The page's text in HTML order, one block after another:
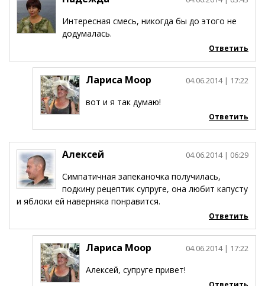
Интересная смесь, никогда бы до этого не
додумалась.
Ответить
Лариса Моор 04.06.2014 | 17:22
вот и я так думаю!
Ответить
Алексей 04.06.2014 | 06:29
Симпатичная запеканочка получилась,
подкину рецептик супруге, она любит капусту
и яблоки ей наверняка понравится.
Ответить
Лариса Моор 04.06.2014 | 17:22
Алексей, супруге привет!